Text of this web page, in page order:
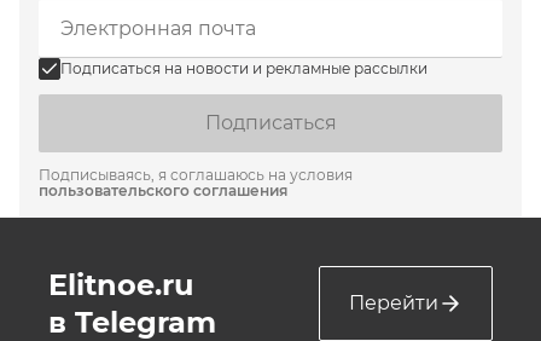
Подписаться на новости и рекламные рассылки
Подписаться
Подписываясь, я соглашаюсь на условия
пользовательского соглашения
Elitnoe.ru
в Telegram
Перейти